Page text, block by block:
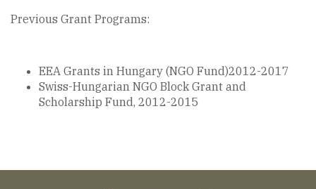
Previous Grant Programs:
EEA Grants in Hungary (NGO Fund)2012-2017
Swiss-Hungarian NGO Block Grant and
Scholarship Fund, 2012-2015